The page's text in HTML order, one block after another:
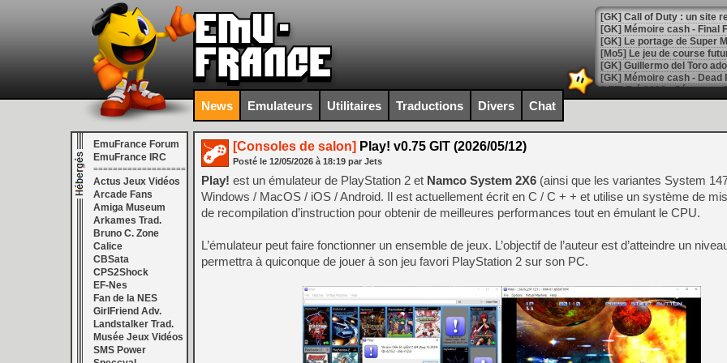
[GK] Le portage de Super
[Mo5] Le jeu de course
[GK] Guillermo del Toro
[LTF] Eté 2026 - Séquence
[GK] Mistfall Hunter :
[GK] Wo Long 2 évolue
[GK] Crossfire : un TPS à
[LS] [PS5] Premiers
[Mo5] DOOM arrive en
[GK] Bethesda fête les 30
[GK] Roblox : l'action en
[GK] Agenda - GeForce
[GK] Devolver Digital en a
[LS] [PS5] ps5-y2jb-
News Emulateurs Utilitaires Traductions Divers Chat
EmuFrance Forum
EmuFrance IRC
===================
Actus Jeux Vidéos
Arcade Fans
Amiga Museum
Arkames Trad.
Bruno C. Zone
Calice
CBSata
CPS2Shock
EF-Nes
Fan de la NES
GirlFriend Adv.
Landstalker Trad.
Musée Jeux Vidéos
SMS Power
[Consoles de salon] Play! v0.75 GIT (2026/05/12)
Posté le 12/05/2026 à 18:19 par Jets
Play! est un émulateur de PlayStation 2 et Namco System 2X6 (ainsi que les variantes System
Windows / MacOS / iOS / Android. Il est actuellement écrit en C / C + + et utilise un système de
de recompilation d’instruction pour obtenir de meilleures performances tout en émulant le CPU.
L’émulateur peut faire fonctionner un ensemble de jeux. L’objectif de l’auteur est d’atteindre un
permettra à quiconque de jouer à son jeu favori PlayStation 2 sur son PC.